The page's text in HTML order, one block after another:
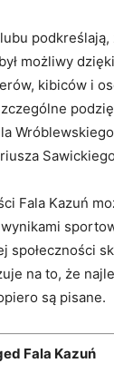
możliwy
kibiców i
Fala Kazuń
społeczności
na to, że
są pisane.
Fala Kazuń